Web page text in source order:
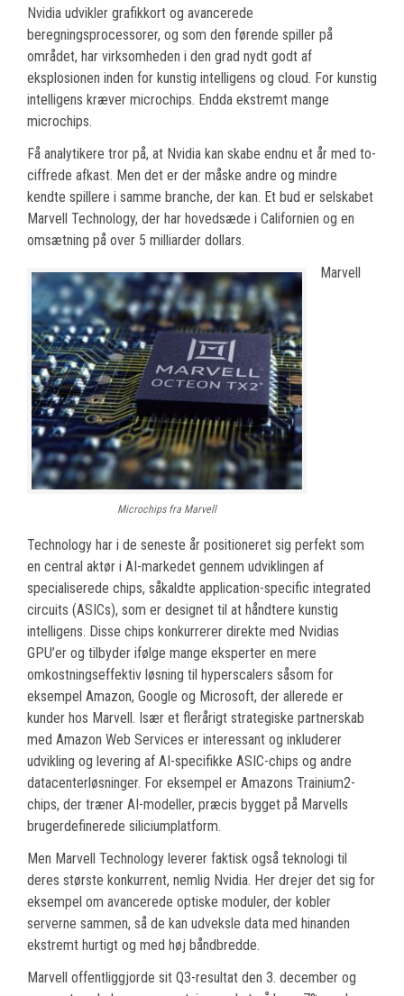
Nvidia udvikler grafikkort og avancerede
beregningsprocessorer, og som den førende spiller på
området, har virksomheden i den grad nydt godt af
eksplosionen inden for kunstig intelligens og cloud. For kunstig
intelligens kræver microchips. Endda ekstremt mange
microchips.
Få analytikere tror på, at Nvidia kan skabe endnu et år med to-
ciffrede afkast. Men det er der måske andre og mindre
kendte spillere i samme branche, der kan. Et bud er selskabet
Marvell Technology, der har hovedsæde i Californien og en
omsætning på over 5 milliarder dollars.
Microchips fra Marvell
Marvell
Technology har i de seneste år positioneret sig perfekt som
en central aktør i AI-markedet gennem udviklingen af
specialiserede chips, såkaldte application-specific integrated
circuits (ASICs), som er designet til at håndtere kunstig
intelligens. Disse chips konkurrerer direkte med Nvidias
GPU’er og tilbyder ifølge mange eksperter en mere
omkostningseffektiv løsning til hyperscalers såsom for
eksempel Amazon, Google og Microsoft, der allerede er
kunder hos Marvell. Især et flerårigt strategiske partnerskab
med Amazon Web Services er interessant og inkluderer
udvikling og levering af AI-specifikke ASIC-chips og andre
datacenterløsninger. For eksempel er Amazons Trainium2-
chips, der træner AI-modeller, præcis bygget på Marvells
brugerdefinerede siliciumplatform.
Men Marvell Technology leverer faktisk også teknologi til
deres største konkurrent, nemlig Nvidia. Her drejer det sig for
eksempel om avancerede optiske moduler, der kobler
serverne sammen, så de kan udveksle data med hinanden
ekstremt hurtigt og med høj båndbredde.
Marvell offentliggjorde sit Q3-resultat den 3. december og